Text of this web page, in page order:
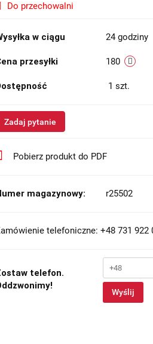
Do przechowalni
w ciągu 24 godziny
przesyłki 180
1 szt.
Zadaj pytanie
Pobierz produkt do PDF
magazynowy: r25502
telefoniczne: +48 731 922
telefon.
Wyślij